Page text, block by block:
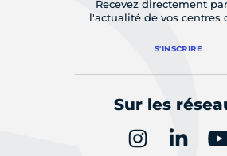
Recevez directement
l'actualité de vos centres
S'INSCRIRE
Sur les